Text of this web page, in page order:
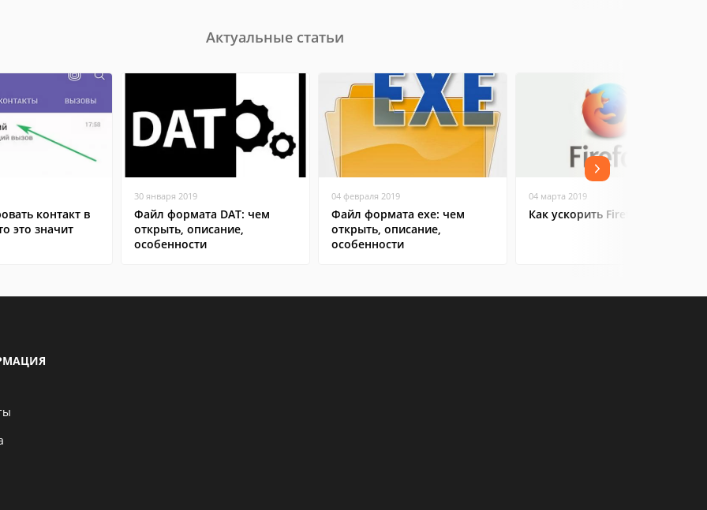
Актуальные статьи
контакт в
это значит
30 января 2019
Файл формата DAT: чем
открыть, описание,
особенности
04 февраля 2019
Файл формата exe: чем
открыть, описание,
особенности
04 марта 2019
Как ускорить Firefox